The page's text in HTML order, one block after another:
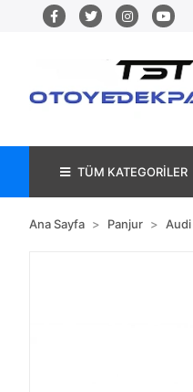
TÜM KATEGORİLER
Ana Sayfa Panjur Audi